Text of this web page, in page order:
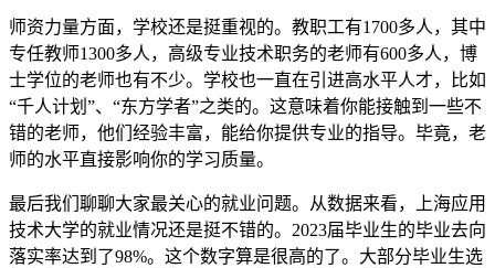
师资力量方面，学校还是挺重视的。教职工有1700多人，其中
专任教师1300多人，高级专业技术职务的老师有600多人，博
士学位的老师也有不少。学校也一直在引进高水平人才，比如
“千人计划”、“东方学者”之类的。这意味着你能接触到一些不
错的老师，他们经验丰富，能给你提供专业的指导。毕竟，老
师的水平直接影响你的学习质量。
最后我们聊聊大家最关心的就业问题。从数据来看，上海应用
技术大学的就业情况还是挺不错的。2023届毕业生的毕业去向
落实率达到了98%。这个数字算是很高的了。大部分毕业生选